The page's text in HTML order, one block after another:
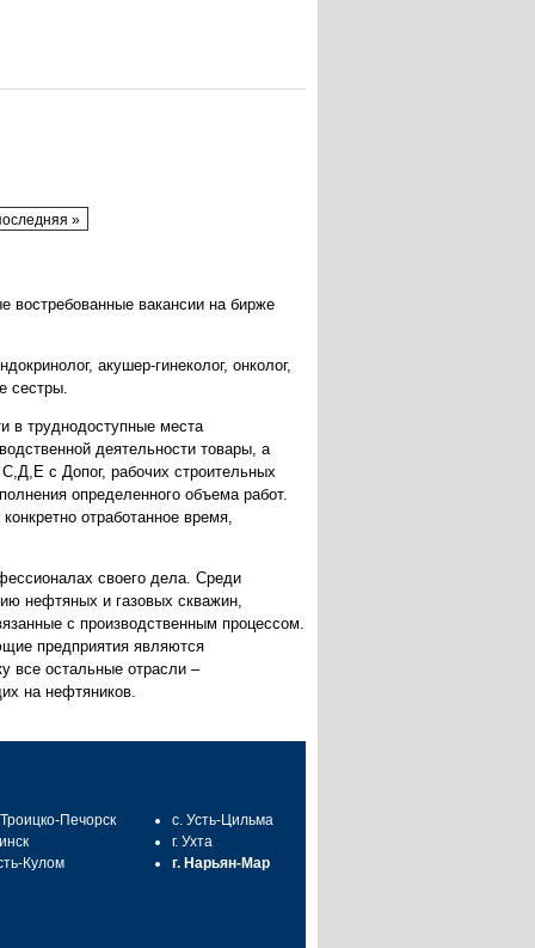
»
востребованные вакансии на бирже
акушер-гинеколог, онколог,
сестры.
в труднодоступные места
деятельности товары, а
с Допог, рабочих строительных
определенного объема работ.
отработанное время,
своего дела. Среди
нефтяных и газовых скважин,
с производственным процессом.
предприятия являются
все остальные отрасли –
на нефтяников.
Троицко-Печорск
Кулом
с. Усть-Цильма
г. Ухта
г. Нарьян-Мар